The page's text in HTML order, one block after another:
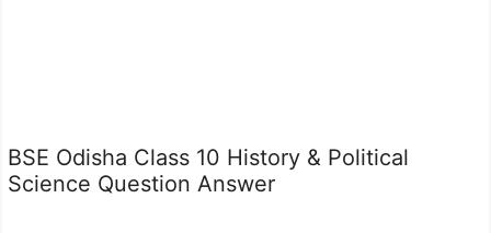
BSE Odisha Class 10 History & Political
Science Question Answer